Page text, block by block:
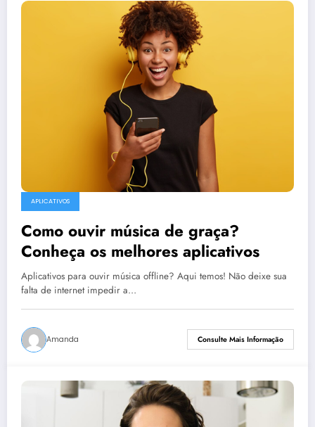
APLICATIVOS
Como ouvir música de graça?
Conheça os melhores aplicativos
Aplicativos para ouvir música offline? Aqui temos! Não deixe sua
falta de internet impedir a…
Amanda Consulte Mais Informação